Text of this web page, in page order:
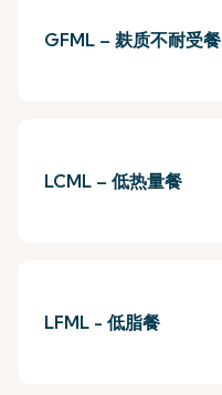
GFML – 麸质不耐受餐
LCML – 低热量餐
LFML - 低脂餐